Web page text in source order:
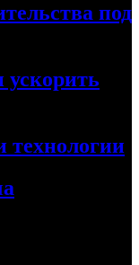
под
ускорить
технологии